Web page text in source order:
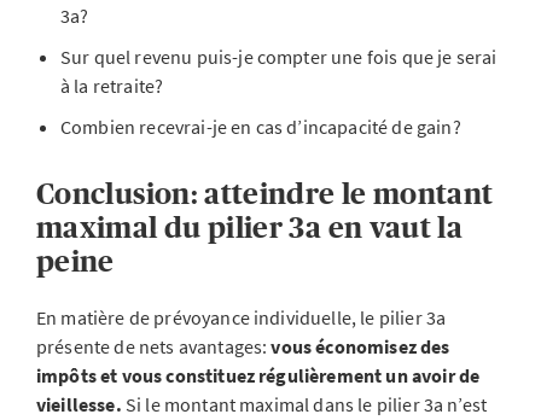
3a?
Sur quel revenu puis-je compter une fois que je serai
à la retraite?
Combien recevrai-je en cas d’incapacité de gain?
Conclusion: atteindre le montant
maximal du pilier 3a en vaut la
peine
En matière de prévoyance individuelle, le pilier 3a
présente de nets avantages:vous économisez des
impôts et vous constituez régulièrement un avoir de
vieillesse. Si le montant maximal dans le pilier 3a n’est